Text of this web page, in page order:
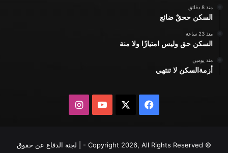
منذ 8 دقائق
السكن ححقٌ ضائع
منذ 23 ساعة
السكن حق وليس امتيازًا ولا منة
منذ يومين
أزمةالسكن لا تنتهي
فيسبوك يوتيوبانستقرام
© Copyright 2026, All Rights Reserved - | لجنة الدفاع عن حقوق